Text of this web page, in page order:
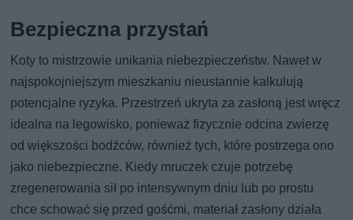
Bezpieczna przystań
Koty to mistrzowie unikania niebezpieczeństw. Nawet w
najspokojniejszym mieszkaniu nieustannie kalkulują
potencjalne ryzyka. Przestrzeń ukryta za zasłoną jest wręcz
idealna na legowisko, ponieważ fizycznie odcina zwierzę
od większości bodźców, również tych, które postrzega ono
jako niebezpieczne. Kiedy mruczek czuje potrzebę
zregenerowania sił po intensywnym dniu lub po prostu
chce schować się przed gośćmi, materiał zasłony działa